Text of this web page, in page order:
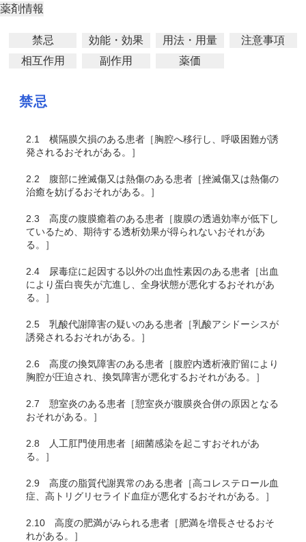
薬剤情報
禁忌 効能・効果 用法・用量
注意事項
相互作用
副作用 薬価
禁忌
2.1
横隔膜欠損のある患者［胸腔へ移行し、呼吸困難が誘
発されるおそれがある。］
2.2 腹部に挫滅傷又は熱傷のある患者［挫滅傷又は熱傷の
治癒を妨げるおそれがある。］
2.3 高度の腹膜癒着のある患者［腹膜の透過効率が低下し
ているため、期待する透析効果が得られないおそれがあ
る。］
2.4 尿毒症に起因する以外の出血性素因のある患者［出血
により蛋白喪失が亢進し、全身状態が悪化するおそれがあ
る。］
2.5 乳酸代謝障害の疑いのある患者［乳酸アシドーシスが
誘発されるおそれがある。］
2.6 高度の換気障害のある患者［腹腔内透析液貯留により
胸腔が圧迫され、換気障害が悪化するおそれがある。］
2.7 憩室炎のある患者［憩室炎が腹膜炎合併の原因となる
おそれがある。］
2.8 人工肛門使用患者［細菌感染を起こすおそれがあ
る。］
2.9 高度の脂質代謝異常のある患者［高コレステロール血
症、高トリグリセライド血症が悪化するおそれがある。］
2.10 高度の肥満がみられる患者［肥満を増長させるおそ
れがある。］